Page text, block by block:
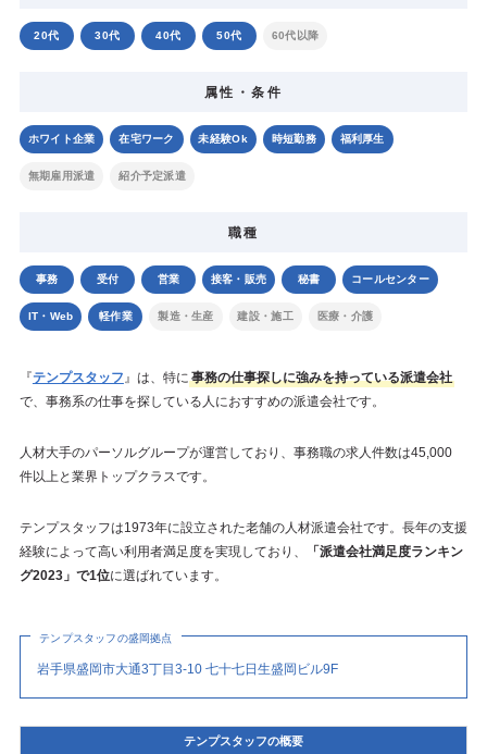
20代 30代 40代 50代 60代以降
属性・条件
ホワイト企業 在宅ワーク 未経験Ok 時短勤務 福利厚生
無期雇用派遣 紹介予定派遣
職種
事務 受付 営業 接客・販売 秘書 コールセンター
IT・Web 軽作業 製造・生産 建設・施工 医療・介護
『テンプスタッフ』は、特に 事務の仕事探しに強みを持っている派遣会社
で、事務系の仕事を探している人におすすめの派遣会社です。
人材大手のパーソルグループが運営しており、事務職の求人件数は45,000
件以上と業界トップクラスです。
テンプスタッフは1973年に設立された老舗の人材派遣会社です。長年の支援
経験によって高い利用者満足度を実現しており、
「派遣会社満足度ランキン
グ2023」で1位に選ばれています。
テンプスタッフの盛岡拠点
岩手県盛岡市大通3丁目3-10 七十七日生盛岡ビル9F
テンプスタッフの概要